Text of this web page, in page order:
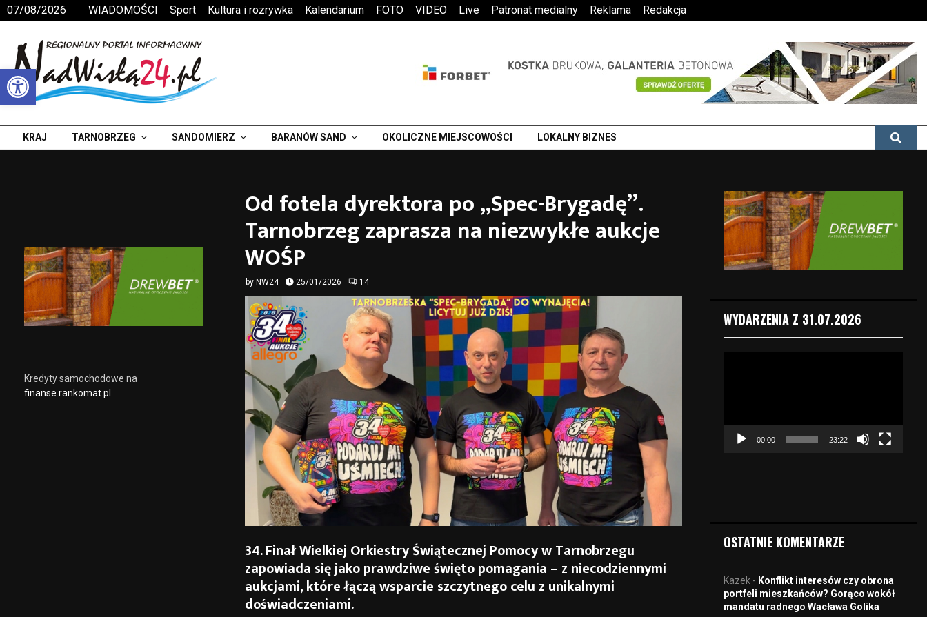
Otwórz pasek narzędzi
07/08/2026 WIADOMOŚCI Sport Kultura i rozrywka Kalendarium FOTO VIDEO Live Patronat medialny Reklama Redakcja
KRAJ TARNOBRZEG SANDOMIERZ BARANÓW SAND OKOLICZNE MIEJSCOWOŚCI LOKALNY BIZNES
Od fotela dyrektora po „Spec-Brygadę”.
Tarnobrzeg zaprasza na niezwykłe aukcje
WOŚP
by NW24 25/01/2026 14
34. Finał Wielkiej Orkiestry Świątecznej Pomocy w Tarnobrzegu
zapowiada się jako prawdziwe święto pomagania – z niecodziennymi
aukcjami, które łączą wsparcie szczytnego celu z unikalnymi
doświadczeniami.
Kredyty samochodowe na
finanse.rankomat.pl
WYDARZENIA Z 31.07.2026
e
o
00:00 23:22
OSTATNIE KOMENTARZE
Kazek - Konflikt interesów czy obrona
portfeli mieszkańców? Gorąco wokół
mandatu radnego Wacława Golika